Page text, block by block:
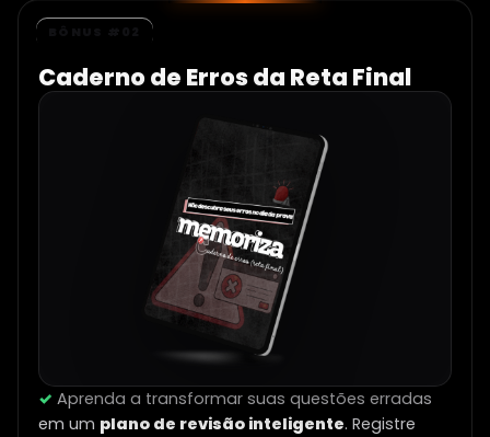
Caderno de Erros da Reta Final
✓ Aprenda a transformar suas questões erradas
em um plano de revisão inteligente. Registre